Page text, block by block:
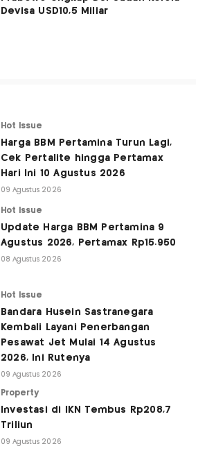
Devisa USD10,5 Miliar
Hot Issue
Harga BBM Pertamina Turun Lagi,
Cek Pertalite hingga Pertamax
Hari Ini 10 Agustus 2026
09 Agustus 2026
Hot Issue
Update Harga BBM Pertamina 9
Agustus 2026, Pertamax Rp15.950
08 Agustus 2026
Hot Issue
Bandara Husein Sastranegara
Kembali Layani Penerbangan
Pesawat Jet Mulai 14 Agustus
2026, Ini Rutenya
09 Agustus 2026
Property
Investasi di IKN Tembus Rp208,7
Triliun
09 Agustus 2026